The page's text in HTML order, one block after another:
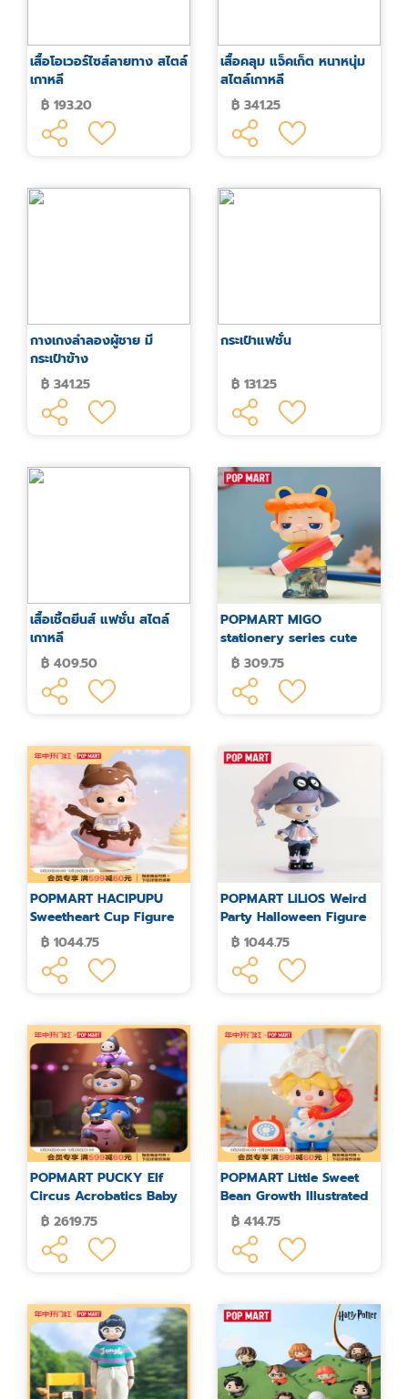
เสื้อโอเวอร์ไซส์ลายทาง สไตล์
เกาหลี
฿ 193.20
เสื้อคลุม แจ็คเก็ต หนาหนุ่ม
สไตล์เกาหลี
฿ 341.25
กางเกงลำลองผู้ชาย มี
กระเป๋าข้าง
฿ 341.25
กระเป๋าแฟชั่น
฿ 131.25
เสื้อเชิ้ตยีนส์ แฟชั่น สไตล์
เกาหลี
฿ 409.50
POPMART MIGO
stationery series cute
blind box figures
฿ 309.75
POPMART HACIPUPU
Sweetheart Cup Figure
฿ 1044.75
POPMART LiLiOS Weird
Party Halloween Figure
฿ 1044.75
POPMART PUCKY Elf
Circus Acrobatics Baby
Figure
฿ 2619.75
POPMART Little Sweet
Bean Growth Illustrated
Series
฿ 414.75